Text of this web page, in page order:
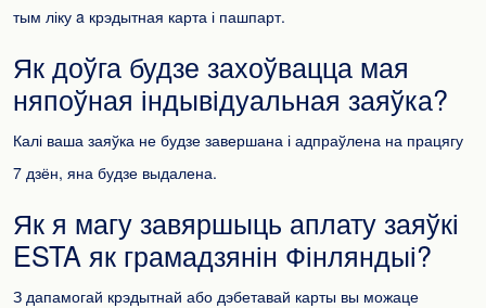
тым ліку a крэдытная карта і пашпарт.
Як доўга будзе захоўвацца мая
няпоўная індывідуальная заяўка?
Калі ваша заяўка не будзе завершана і адпраўлена на працягу
7 дзён, яна будзе выдалена.
Як я магу завяршыць аплату заяўкі
ESTA як грамадзянін Фінляндыі?
З дапамогай крэдытнай або дэбетавай карты вы можаце